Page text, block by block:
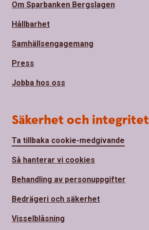
Om Sparbanken Bergslagen
Hållbarhet
Samhällsengagemang
Press
Jobba hos oss
Säkerhet och integritet
Ta tillbaka cookie-medgivande
Så hanterar vi cookies
Behandling av personuppgifter
Bedrägeri och säkerhet
Visselblåsning